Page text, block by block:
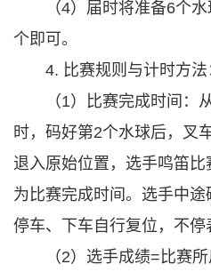
（4）届时将准备6个
个即可。
4. 比赛规则与计时方法
（1）比赛完成时间：
时，码好第2个水球后，叉
退入原始位置，选手鸣笛比
为比赛完成时间。选手中
停车、下车自行复位，不停
（2）选手成绩=比赛